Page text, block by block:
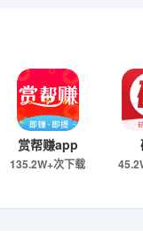
赏帮赚app
135.2W+次下载